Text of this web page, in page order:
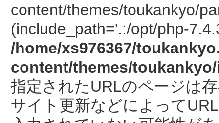
content/themes/toukankyo/
(include_path='.:/opt/php-
/home/xs976367/
content/themes/
指定されたURLのページは
サイト更新などによって